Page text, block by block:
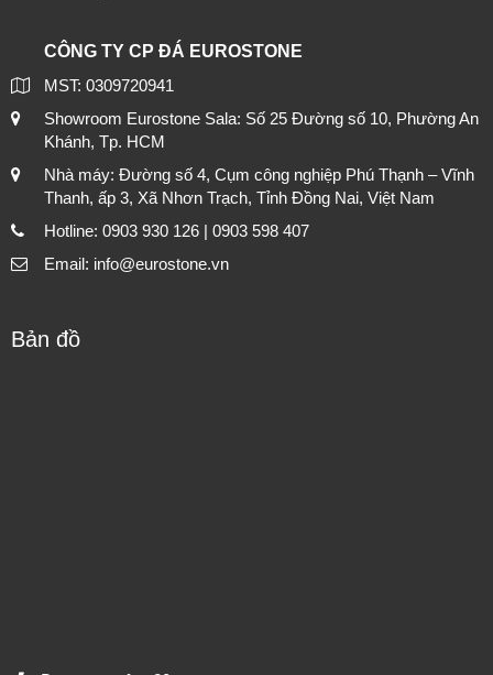
CÔNG TY CP ĐÁ EUROSTONE
MST: 0309720941
Showroom Eurostone Sala: Số 25 Đường số 10, Phường An
Khánh, Tp. HCM
Nhà máy: Đường số 4, Cụm công nghiệp Phú Thạnh – Vĩnh
Thanh, ấp 3, Xã Nhơn Trạch, Tỉnh Đồng Nai, Việt Nam
Hotline: 0903 930 126 | 0903 598 407
Email: info@eurostone.vn
Bản đồ